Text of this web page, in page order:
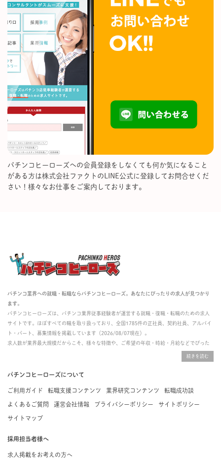
パチンコヒーローズへの会員登録をしなくても何か気になること
がある方は株式会社ファクトのLINE公式に登録してお問合せくだ
さい！様々なお仕事をご案内しております。
パチンコ業界への就職・転職ならパチンコヒーローズ。あなたにぴったりの求人が見つかり
ます。
パチンコヒーローズは、パチンコ業界従事経験者が運営する就職・復職・転職のための求人
サイトです。ほぼすべての職を取り扱っており、全国1785件の正社員、契約社員、アルバイ
ト・パート、募集情報を掲載しています（2026/08/07現在）。
求人数が業界最大規模だからこそ、様々な特徴や、ご希望の年収・時給・月給などでぴった
掲載している求人は、すべて契約法人様から寄せられた正規の求人情報です。応募いただい
た内容はすぐに直接事業所に届くためスムーズに転職・復職できます。
パチンコヒーローズについて
ご利用ガイド 転職支援コンテンツ 業界研究コンテンツ 転職成功談
よくあるご質問 運営会社情報 プライバシーポリシー サイトポリシー
サイトマップ
採用担当者様へ
求人掲載をお考えの方へ